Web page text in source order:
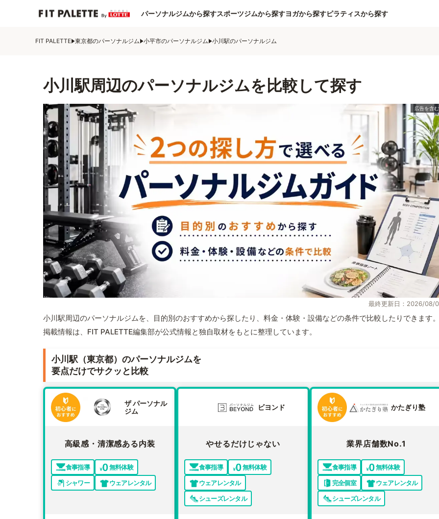
パーソナルジムから探すスポーツジムから探すヨガから探すピラティスから探す
FIT PALETTE 東京都のパーソナルジム 小平市のパーソナルジム 小川駅のパーソナルジム
小川駅周辺のパーソナルジムを比較して探す
最終更新日：2026/08/
小川駅周辺のパーソナルジムを、目的別のおすすめから探したり、料金・体験・設備などの条件で比較したりできます
掲載情報は、FIT PALETTE編集部が公式情報と独自取材をもとに整理しています。
小川駅（東京都）のパーソナルジムを
要点だけでサクッと比較
ザ パーソナル
ジム
高級感・清潔感ある内装
食事指導
無料体験
シャワー
ウェアレンタル
ビヨンド
やせるだけじゃない
食事指導
無料体験
ウェアレンタル
シューズレンタル
かたぎり塾
業界店舗数No.1
食事指導
無料体験
完全個室
ウェアレンタル
シューズレンタル